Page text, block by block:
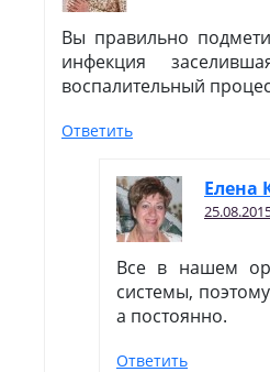
Вы правильно
инфекция
воспалительный
Ответить
Елена
Все в нашем
системы,
а постоянно.
Ответить